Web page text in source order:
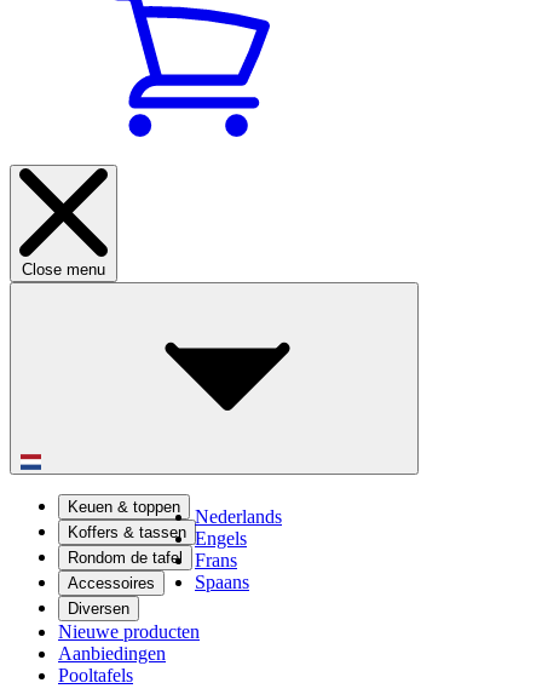
Close menu
Nederlands
Engels
Frans
Spaans
Keuen & toppen
Koffers & tassen
Rondom de tafel
Accessoires
Diversen
Nieuwe producten
Aanbiedingen
Pooltafels